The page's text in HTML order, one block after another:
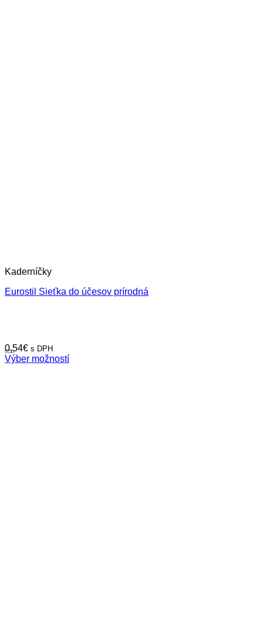
Kaderníčky
Eurostil Sieťka do účesov prírodná
0,54€ s DPH
Výber možností